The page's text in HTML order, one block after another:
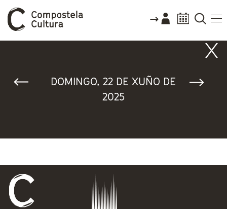
DOMINGO, 22 DE XUÑO DE
2025